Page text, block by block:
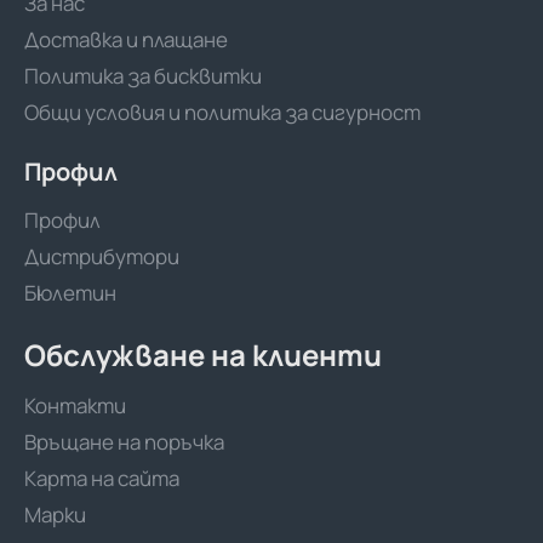
Доставка и плащане
Политика за бисквитки
Общи условия и политика за сигурност
Профил
Профил
Дистрибутори
Бюлетин
Обслужване на клиенти
Контакти
Връщане на поръчка
Карта на сайта
Марки